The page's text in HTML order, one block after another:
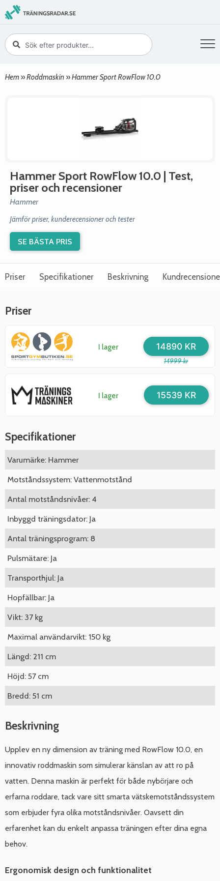
Hem »Roddmaskin »Hammer Sport RowFlow 10.0
Hammer Sport RowFlow 10.0 | Test,
priser och recensioner
Hammer
Jämför priser, kunderecensioner och tester
SE BÄSTA PRIS
Priser Specifikationer Beskrivning
Priser
I lager
14999 kr
14890 KR
I lager 15539 KR
Specifikationer
Varumärke: Hammer
Motståndssystem: Vattenmotstånd
Antal motståndsnivåer: 4
Inbyggd träningsdator: Ja
Antal träningsprogram: 8
Pulsmätare: Ja
Transporthjul: Ja
Hopfällbar: Ja
Vikt: 37 kg
Maximal användarvikt: 150 kg
Längd: 211 cm
Höjd: 57 cm
Bredd: 51 cm
Beskrivning
Upplev en ny dimension av träning med RowFlow 10.0, en
innovativ roddmaskin som simulerar känslan av att ro på
vatten. Denna maskin är perfekt för både nybörjare och
erfarna roddare, tack vare sitt smarta vätskemotståndssystem
som erbjuder fyra olika motståndsnivåer. Oavsett din
erfarenhet kan du enkelt anpassa träningen efter dina egna
behov.
Ergonomisk design och funktionalitet